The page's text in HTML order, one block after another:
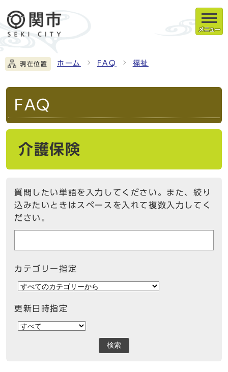
メニュー
現在位置 ホーム FAQ 福祉
FAQ
介護保険
質問したい単語を入力してください。また、絞り
込みたいときはスペースを入れて複数入力してく
ださい。
カテゴリー指定
更新日時指定
検索